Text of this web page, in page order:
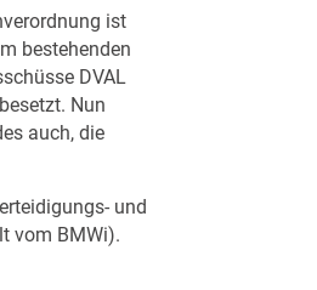
ist
bestehenden
DVAL
Nun
auch, die
und
vom BMWi).